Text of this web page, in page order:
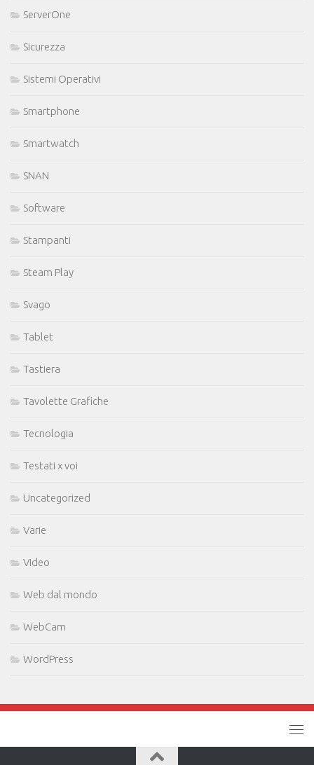
ServerOne
Sicurezza
Sistemi Operativi
Smartphone
Smartwatch
SNAN
Software
Stampanti
Steam Play
Svago
Tablet
Tastiera
Tavolette Grafiche
Tecnologia
Testati x voi
Uncategorized
Varie
Video
Web dal mondo
WebCam
WordPress